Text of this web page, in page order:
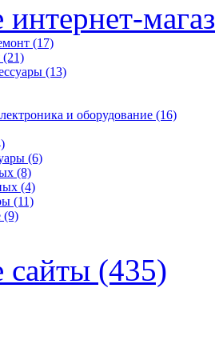
интернет-
(17)
(21)
(13)
и оборудование (16)
(6)
(8)
(4)
(11)
(9)
сайты (435)